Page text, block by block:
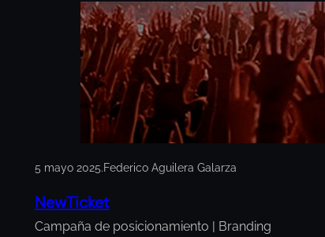
5 mayo 2025.Federico Aguilera Galarza
NewTicket
Campaña de posicionamiento | Branding